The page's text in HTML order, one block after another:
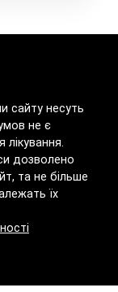
сайту несуть
не є
дозволено
та не більше
їх